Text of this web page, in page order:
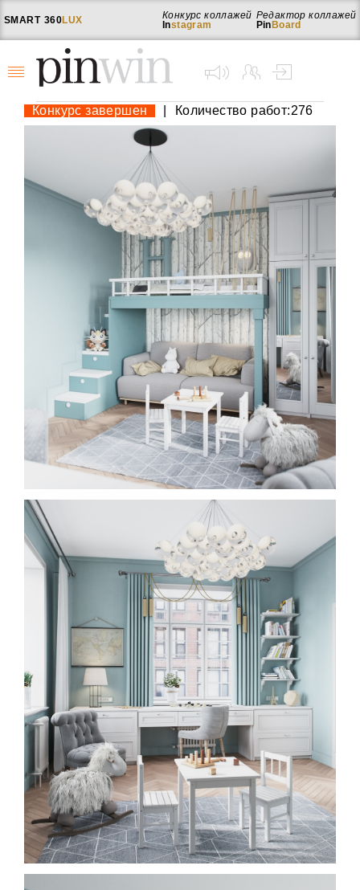
SMART 360LUX
Редактор коллажей
Pin Board
Конкурс коллажей
Instagram
Конкурс завершен Количество работ:276